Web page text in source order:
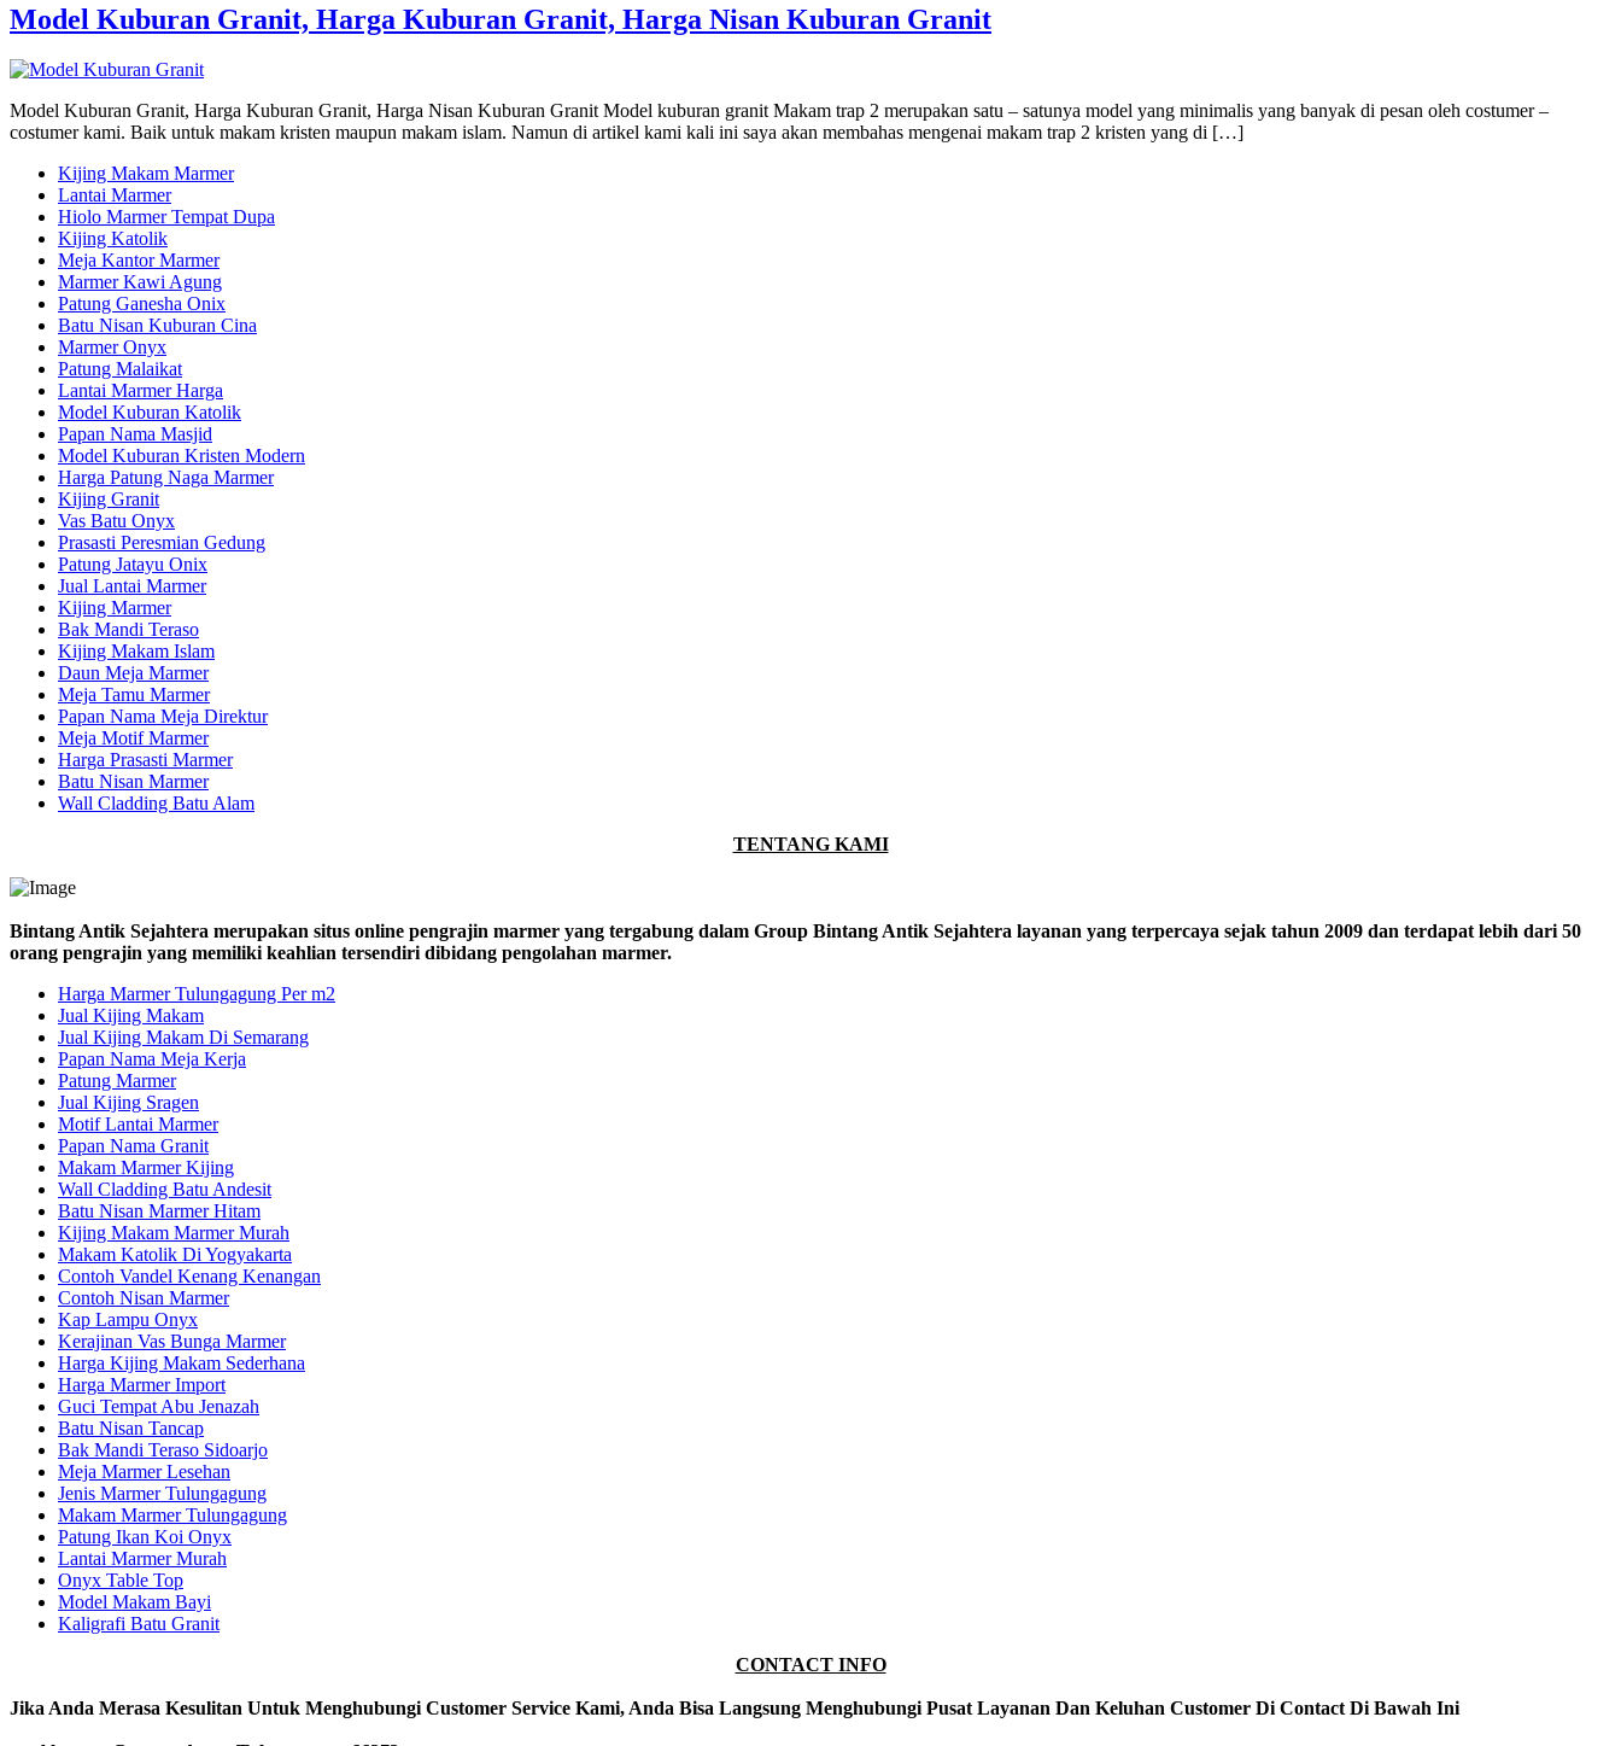
Model Kuburan Granit, Harga Kuburan Granit, Harga Nisan Kuburan Granit
Model Kuburan Granit, Harga Kuburan Granit, Harga Nisan Kuburan Granit Model kuburan granit Makam trap 2 merupakan satu – satunya model yang minimalis yang banyak di pesan oleh costumer –
costumer kami. Baik untuk makam kristen maupun makam islam. Namun di artikel kami kali ini saya akan membahas mengenai makam trap 2 kristen yang di […]
Kijing Makam Marmer
Lantai Marmer
Hiolo Marmer Tempat Dupa
Kijing Katolik
Meja Kantor Marmer
Marmer Kawi Agung
Patung Ganesha Onix
Batu Nisan Kuburan Cina
Marmer Onyx
Patung Malaikat
Lantai Marmer Harga
Model Kuburan Katolik
Papan Nama Masjid
Model Kuburan Kristen Modern
Harga Patung Naga Marmer
Kijing Granit
Vas Batu Onyx
Prasasti Peresmian Gedung
Patung Jatayu Onix
Jual Lantai Marmer
Kijing Marmer
Bak Mandi Teraso
Kijing Makam Islam
Daun Meja Marmer
Meja Tamu Marmer
Papan Nama Meja Direktur
Meja Motif Marmer
Harga Prasasti Marmer
Batu Nisan Marmer
Wall Cladding Batu Alam
TENTANG KAMI
Bintang Antik Sejahtera merupakan situs online pengrajin marmer yang tergabung dalam Group Bintang Antik Sejahtera layanan yang terpercaya sejak tahun 2009 dan terdapat lebih dari 50
orang pengrajin yang memiliki keahlian tersendiri dibidang pengolahan marmer.
Harga Marmer Tulungagung Per m2
Jual Kijing Makam
Jual Kijing Makam Di Semarang
Papan Nama Meja Kerja
Patung Marmer
Jual Kijing Sragen
Motif Lantai Marmer
Papan Nama Granit
Makam Marmer Kijing
Wall Cladding Batu Andesit
Batu Nisan Marmer Hitam
Kijing Makam Marmer Murah
Makam Katolik Di Yogyakarta
Contoh Vandel Kenang Kenangan
Contoh Nisan Marmer
Kap Lampu Onyx
Kerajinan Vas Bunga Marmer
Harga Kijing Makam Sederhana
Harga Marmer Import
Guci Tempat Abu Jenazah
Batu Nisan Tancap
Bak Mandi Teraso Sidoarjo
Meja Marmer Lesehan
Jenis Marmer Tulungagung
Makam Marmer Tulungagung
Patung Ikan Koi Onyx
Lantai Marmer Murah
Onyx Table Top
Model Makam Bayi
Kaligrafi Batu Granit
CONTACT INFO
Jika Anda Merasa Kesulitan Untuk Menghubungi Customer Service Kami, Anda Bisa Langsung Menghubungi Pusat Layanan Dan Keluhan Customer Di Contact Di Bawah Ini